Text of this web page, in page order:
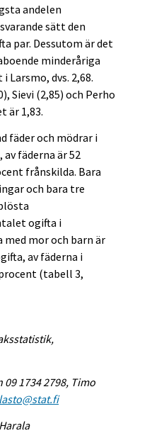
andelen
sätt den
par. Dessutom är det
minderåriga
Larsmo, dvs. 2,68.
Sievi (2,85) och Perho
är 1,83.
fäder och mödrar i
fäderna är 52
frånskilda. Bara
och bara tre
ogifta i
mor och barn är
av fäderna i
(tabell 3,
1734 2798, Timo